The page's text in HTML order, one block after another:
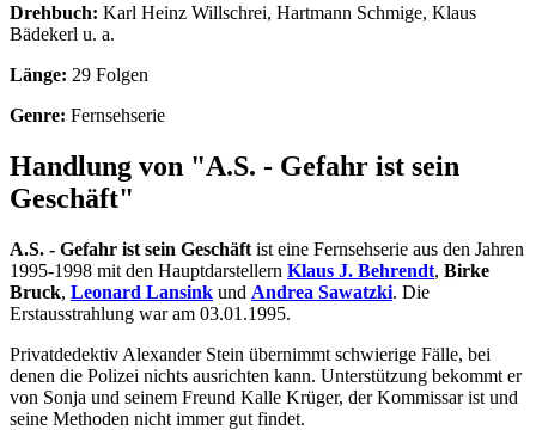
Drehbuch: Karl Heinz Willschrei, Hartmann Schmige, Klaus
Bädekerl u. a.
Länge: 29 Folgen
Genre: Fernsehserie
Handlung von "A.S. - Gefahr ist sein
Geschäft"
A.S. - Gefahr ist sein Geschäft ist eine Fernsehserie aus den Jahren
1995-1998 mit den Hauptdarstellern Klaus J. Behrendt, Birke
Bruck, Leonard Lansink und Andrea Sawatzki. Die
Erstausstrahlung war am 03.01.1995.
Privatdedektiv Alexander Stein übernimmt schwierige Fälle, bei
denen die Polizei nichts ausrichten kann. Unterstützung bekommt er
von Sonja und seinem Freund Kalle Krüger, der Kommissar ist und
seine Methoden nicht immer gut findet.